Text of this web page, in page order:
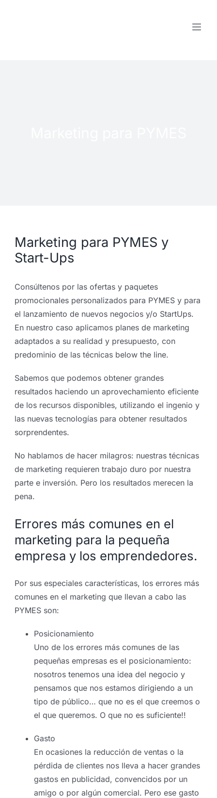
Marketing para PYMES y
Start-Ups
Consúltenos por las ofertas y paquetes
promocionales personalizados para PYMES y para
el lanzamiento de nuevos negocios y/o StartUps.
En nuestro caso aplicamos planes de marketing
adaptados a su realidad y presupuesto, con
predominio de las técnicas below the line.
Sabemos que podemos obtener grandes
resultados haciendo un aprovechamiento eficiente
de los recursos disponibles, utilizando el ingenio y
las nuevas tecnologías para obtener resultados
sorprendentes.
No hablamos de hacer milagros: nuestras técnicas
de marketing requieren trabajo duro por nuestra
parte e inversión. Pero los resultados merecen la
pena.
Errores más comunes en el
marketing para la pequeña
empresa y los emprendedores.
Por sus especiales características, los errores más
comunes en el marketing que llevan a cabo las
PYMES son:
Posicionamiento
Uno de los errores más comunes de las
pequeñas empresas es el posicionamiento:
nosotros tenemos una idea del negocio y
pensamos que nos estamos dirigiendo a un
tipo de público… que no es el que creemos o
el que queremos. O que no es suficiente!!
Gasto
En ocasiones la reducción de ventas o la
pérdida de clientes nos lleva a hacer grandes
gastos en publicidad, convencidos por un
amigo o por algún comercial. Pero ese gasto